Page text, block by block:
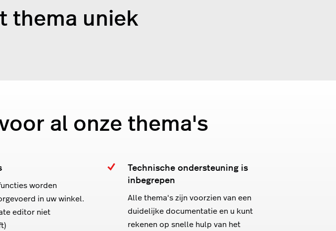
thema uniek
al onze thema's
worden
in uw winkel.
editor niet
Technische ondersteuning is
inbegrepen
Alle thema's zijn voorzien van een
duidelijke documentatie en u kunt
rekenen op snelle hulp van het